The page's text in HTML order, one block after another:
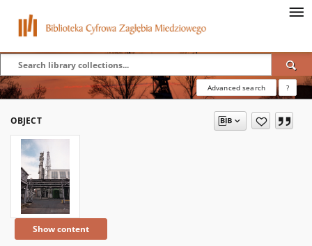
Advanced search ?
OBJECT
Show content